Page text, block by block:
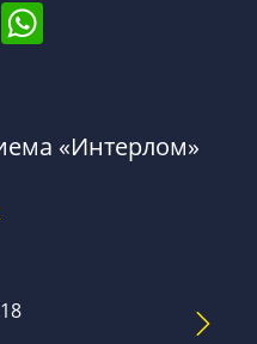
«Интерлом»